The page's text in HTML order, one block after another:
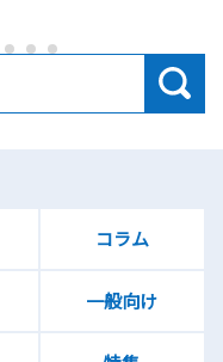
コラム
一般向け